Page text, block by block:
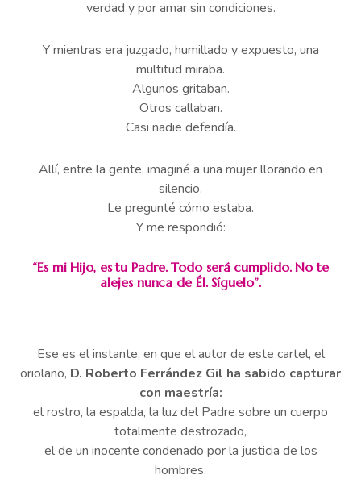
verdad y por amar sin condiciones.
Y mientras era juzgado, humillado y expuesto, una
multitud miraba.
Algunos gritaban.
Otros callaban.
Casi nadie defendía.
Allí, entre la gente, imaginé a una mujer llorando en
silencio.
Le pregunté cómo estaba.
Y me respondió:
“Es mi Hijo, es tu Padre. Todo será cumplido. No te
alejes nunca de Él. Síguelo”.
Ese es el instante, en que el autor de este cartel, el
oriolano, D. Roberto Ferrández Gil ha sabido capturar
con maestría:
el rostro, la espalda, la luz del Padre sobre un cuerpo
totalmente destrozado,
el de un inocente condenado por la justicia de los
hombres.